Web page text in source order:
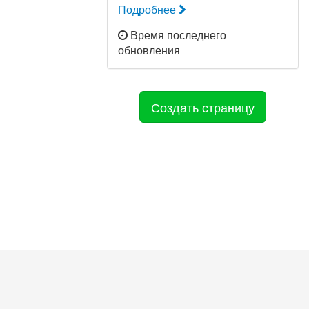
Подробнее
Время последнего
обновления
Создать страницу